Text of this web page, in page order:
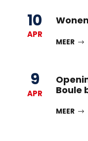
10
APR
MEER
9
APR
Boule
MEER